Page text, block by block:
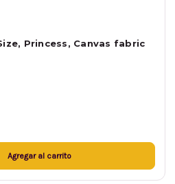
Princess, Canvas fabric
Agregar al carrito